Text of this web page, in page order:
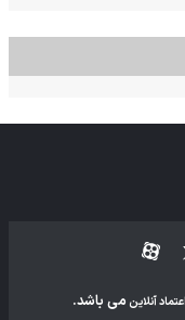
اعتماد آنلاین می باشد.